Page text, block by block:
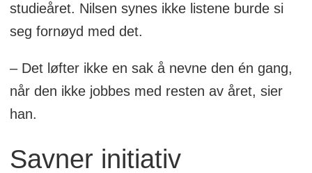
studieåret. Nilsen synes ikke listene burde si
seg fornøyd med det.
– Det løfter ikke en sak å nevne den én gang,
når den ikke jobbes med resten av året, sier
han.
Savner initiativ